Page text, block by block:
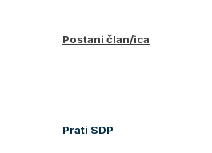
Postani član/ica
Prati SDP